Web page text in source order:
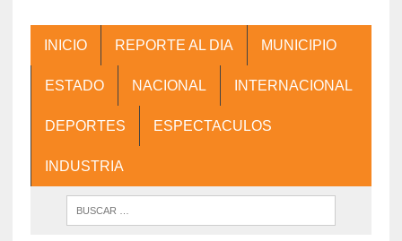
INICIO REPORTE AL DIA MUNICIPIO
ESTADO NACIONAL INTERNACIONAL
DEPORTES ESPECTACULOS
INDUSTRIA